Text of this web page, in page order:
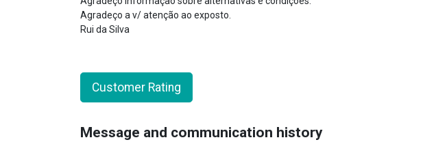
Agradeço a v/ atenção ao exposto.
Rui da Silva
Customer Rating
Message and communication history